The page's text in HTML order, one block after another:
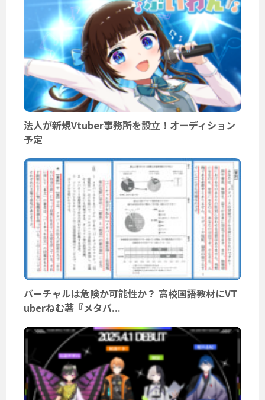
法人が新規Vtuber事務所を設立！オーディション
予定
バーチャルは危険か可能性か？ 高校国語教材にVT
uberねむ著『メタバ...